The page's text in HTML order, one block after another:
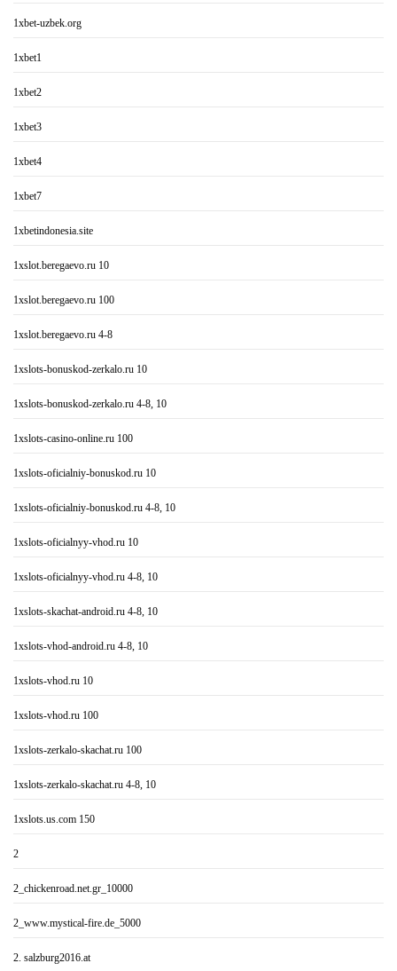
1xbet-uzbek.org
1xbet1
1xbet2
1xbet3
1xbet4
1xbet7
1xbetindonesia.site
1xslot.beregaevo.ru 10
1xslot.beregaevo.ru 100
1xslot.beregaevo.ru 4-8
1xslots-bonuskod-zerkalo.ru 10
1xslots-bonuskod-zerkalo.ru 4-8, 10
1xslots-casino-online.ru 100
1xslots-oficialniy-bonuskod.ru 10
1xslots-oficialniy-bonuskod.ru 4-8, 10
1xslots-oficialnyy-vhod.ru 10
1xslots-oficialnyy-vhod.ru 4-8, 10
1xslots-skachat-android.ru 4-8, 10
1xslots-vhod-android.ru 4-8, 10
1xslots-vhod.ru 10
1xslots-vhod.ru 100
1xslots-zerkalo-skachat.ru 100
1xslots-zerkalo-skachat.ru 4-8, 10
1xslots.us.com 150
2
2_chickenroad.net.gr_10000
2_www.mystical-fire.de_5000
2. salzburg2016.at